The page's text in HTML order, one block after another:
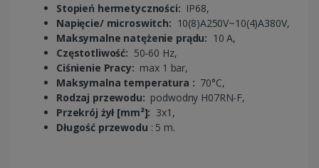
Stopień hermetyczności: IP68,
Napięcie/ microswitch: 10(8)A250V~10(4)A380V,
Maksymalne natężenie prądu: 10 A,
Częstotliwość: 50-60 Hz,
Ciśnienie Pracy: max 1 bar,
Maksymalna temperatura : 70°C,
Rodzaj przewodu: podwodny H07RN-F,
Przekrój żył [mm²]: 3x1,
Długość przewodu : 5 m.